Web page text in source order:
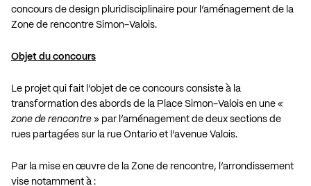
concours de design pluridisciplinaire pour l’aménagement de la
Zone de rencontre Simon-Valois.
Objet du concours
Le projet qui fait l’objet de ce concours consiste à la
transformation des abords de la Place Simon-Valois en une «
zone de rencontre » par l’aménagement de deux sections de
rues partagées sur la rue Ontario et l’avenue Valois.
Par la mise en œuvre de la Zone de rencontre, l’arrondissement
vise notamment à :